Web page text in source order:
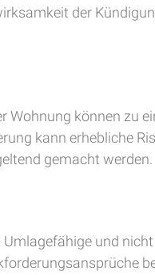
der
können zu
kann erhebliche
gemacht werden.
und